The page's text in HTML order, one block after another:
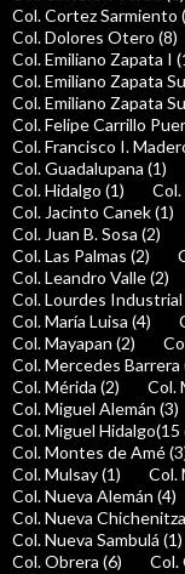
Col. Cortez Sarmiento
Col. Dolores Otero (8)
Col. Emiliano Zapata I
Col. Emiliano Zapata
Col. Emiliano Zapata
Col. Felipe Carrillo
Col. Francisco I.
Col. Guadalupana (1)
Col. Hidalgo (1)
Col. Jacinto Canek (1)
Col. Juan B. Sosa (2)
Col. Las Palmas (2)
Col. Leandro Valle (2)
Col. Lourdes Industrial
Col. María Luisa (4)
Col. Mayapan (2)
Col. Mercedes Barrera
Col. Mérida (2)
Col.
Col. Miguel Alemán (3)
Col. Miguel Hidalgo(15
Col. Montes de Amé
Col. Mulsay (1)
Col.
Col. Nueva Alemán (4)
Col. Nueva
Col. Nueva Sambulá (1)
Col. Obrera (6)
Col.